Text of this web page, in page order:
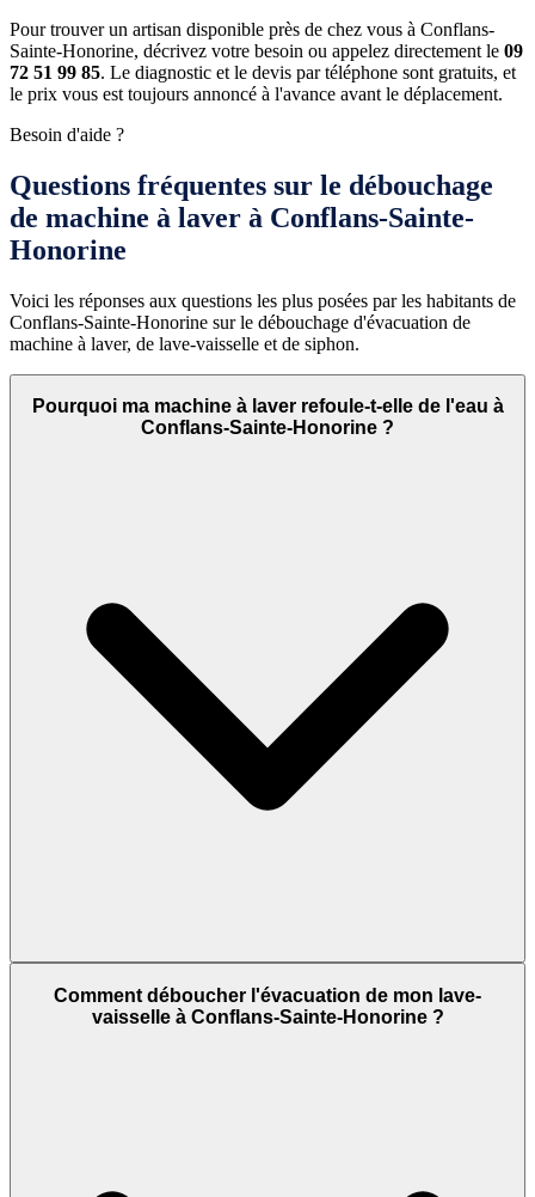
Pour trouver un artisan disponible près de chez vous à Conflans-
Sainte-Honorine, décrivez votre besoin ou appelez directement le 09
72 51 99 85. Le diagnostic et le devis par téléphone sont gratuits, et
le prix vous est toujours annoncé à l'avance avant le déplacement.
Besoin d'aide ?
Questions fréquentes sur le débouchage
de machine à laver à Conflans-Sainte-
Honorine
Voici les réponses aux questions les plus posées par les habitants de
Conflans-Sainte-Honorine sur le débouchage d'évacuation de
machine à laver, de lave-vaisselle et de siphon.
Pourquoi ma machine à laver refoule-t-elle de l'eau à
Conflans-Sainte-Honorine ?
Comment déboucher l'évacuation de mon lave-
vaisselle à Conflans-Sainte-Honorine ?